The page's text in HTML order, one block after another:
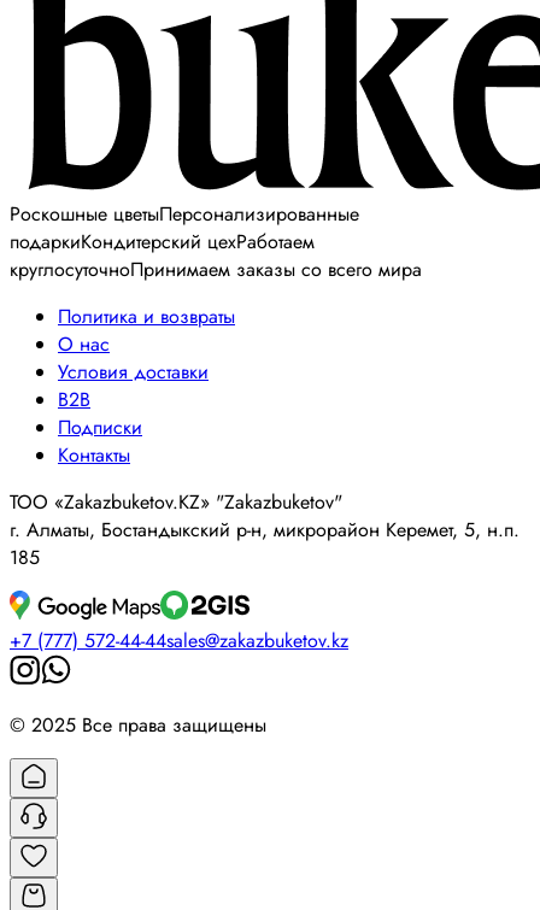
Роскошные цветыПерсонализированные
подаркиКондитерский цехРаботаем
круглосуточноПринимаем заказы со всего мира
Политика и возвраты
О нас
Условия доставки
B2B
Подписки
Контакты
ТОО «Zakazbuketov.KZ» "Zakazbuketov"
г. Алматы, Бостандыкский р-н, микрорайон Керемет, 5, н.п.
185
+7 (777) 572-44-44sales@zakazbuketov.kz
© 2025 Все права защищены